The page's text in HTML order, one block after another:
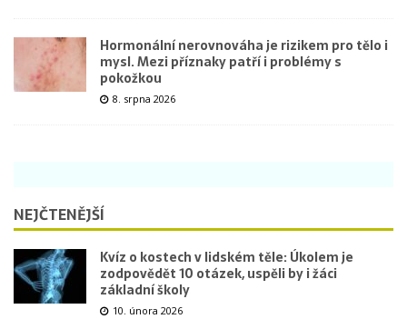
Hormonální nerovnováha je rizikem pro tělo i
mysl. Mezi příznaky patří i problémy s
pokožkou
8. srpna 2026
NEJČTENĚJŠÍ
Kvíz o kostech v lidském těle: Úkolem je
zodpovědět 10 otázek, uspěli by i žáci
základní školy
10. února 2026